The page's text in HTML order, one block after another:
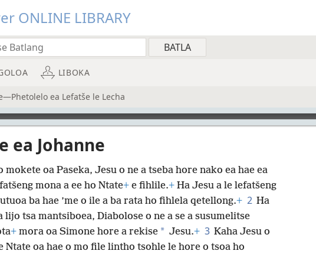
ONLINE LIBRARY
LIBOKA
ea Lefatše le Lecha
ea Johanne
mokete oa Paseka, Jesu o ne a tseba hore nako ea hae ea
mona a ee ho Ntate+ e fihlile.+ Ha Jesu a le lefatšeng
ba hae ’me o ile a ba rata ho fihlela qetellong.+ 2 Ha
lijo tsa mantsiboea, Diabolose o ne a se a susumelitse
+ mora oa Simone hore a rekise * Jesu.+ 3 Kaha Jesu o
Ntate oa hae o mo file lintho tsohle le hore o tsoa ho